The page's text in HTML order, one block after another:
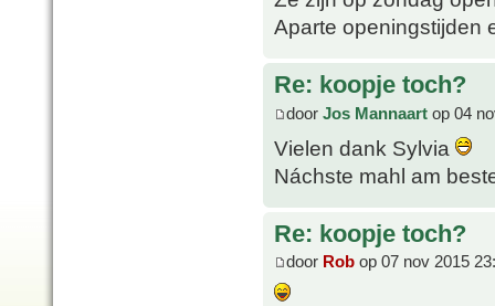
Aparte openingstijden
Re: koopje toch?
door Jos Mannaart op 04
Vielen dank Sylvia
Náchste mahl am
Re: koopje toch?
door Rob op 07 nov 2015